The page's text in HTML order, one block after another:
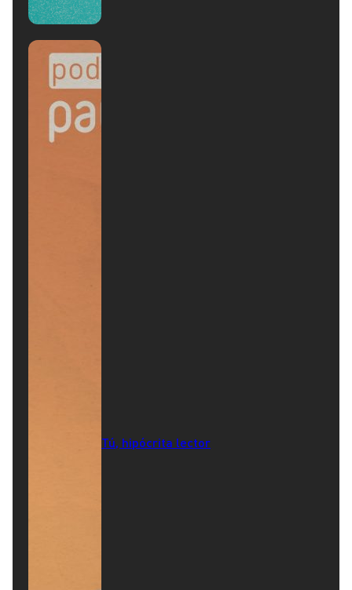
Tú, hipócrita lector